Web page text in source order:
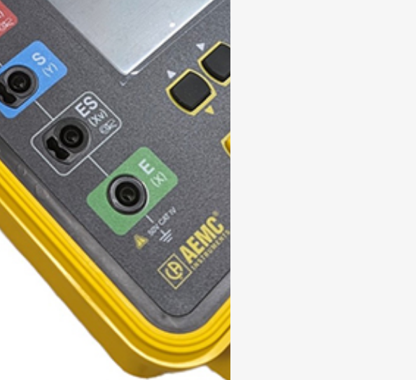
*Al enviar tus datos, aceptas nuestra política de privacidad y confirmas que los detalles
proporcionados son precisos